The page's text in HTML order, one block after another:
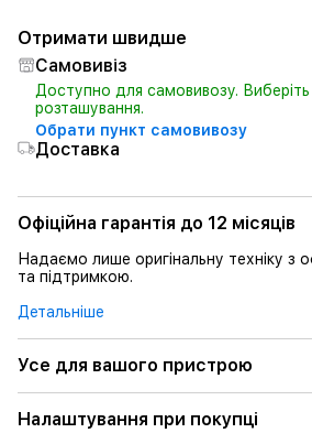
Отримати швидше
Самовивіз
Доступно для самовивозу. Виберіть
розташування.
Обрати пункт самовивозу
Доставка
Офіційна гарантія до 12 місяців
Надаємо лише оригінальну техніку з
та підтримкою.
Детальніше
Усе для вашого пристрою
Налаштування при покупці